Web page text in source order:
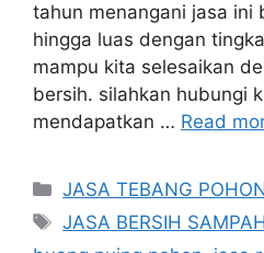
tahun menangani jasa ini
hingga luas dengan
mampu kita selesaikan
bersih. silahkan hubungi
mendapatkan … Read
Categories
JASA TEBANG
Tags
JASA BERSIH